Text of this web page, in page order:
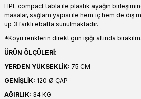
HPL compact tabla ile plastik ayağın
masalar, sağlam yapısı ile hem iç hem de dış
up 3 farklı ebatta sunulmaktadır.
*Koyu renklerin direkt gün ışığı altında
ÜRÜN ÖLÇÜLERİ:
YERDEN YÜKSEKLİK: 75 CM
GENİŞLİK: 120 Ø ÇAP
AĞIRLIK: 34 KG